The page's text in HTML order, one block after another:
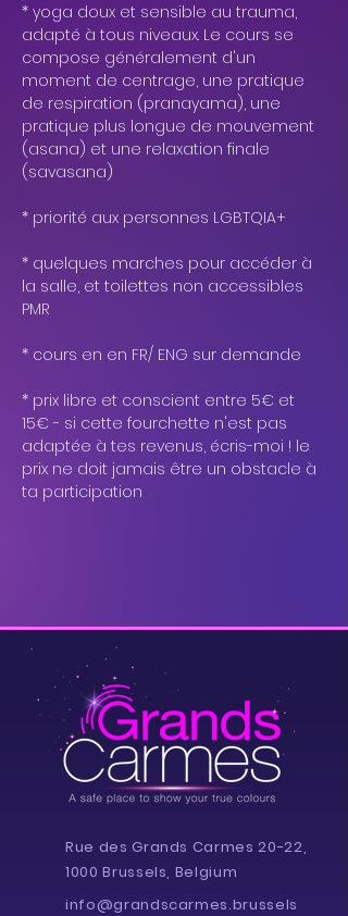
* yoga doux et sensible au trauma,
adapté à tous niveaux. Le cours se
compose généralement d'un
moment de centrage, une pratique
de respiration (pranayama), une
pratique plus longue de mouvement
(asana) et une relaxation finale
(savasana)
* priorité aux personnes LGBTQIA+
* quelques marches pour accéder à
la salle, et toilettes non accessibles
PMR
* cours en en FR/ ENG sur demande
* prix libre et conscient entre 5€ et
15€ - si cette fourchette n'est pas
adaptée à tes revenus, écris-moi ! le
prix ne doit jamais être un obstacle à
ta participation
Rue des Grands Carmes 20-22,
1000 Brussels, Belgium
info@grandscarmes.brussels